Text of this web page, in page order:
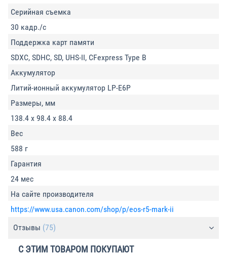
Серийная съемка
30 кадр./с
Поддержка карт памяти
SDXC, SDHC, SD, UHS-II, CFexpress Type B
Аккумулятор
Литий-ионный аккумулятор LP-E6P
Размеры, мм
138.4 x 98.4 x 88.4
Вес
588 г
Гарантия
24 мес
На сайте производителя
https://www.usa.canon.com/shop/p/eos-r5-mark-ii
Отзывы (75)
С ЭТИМ ТОВАРОМ ПОКУПАЮТ